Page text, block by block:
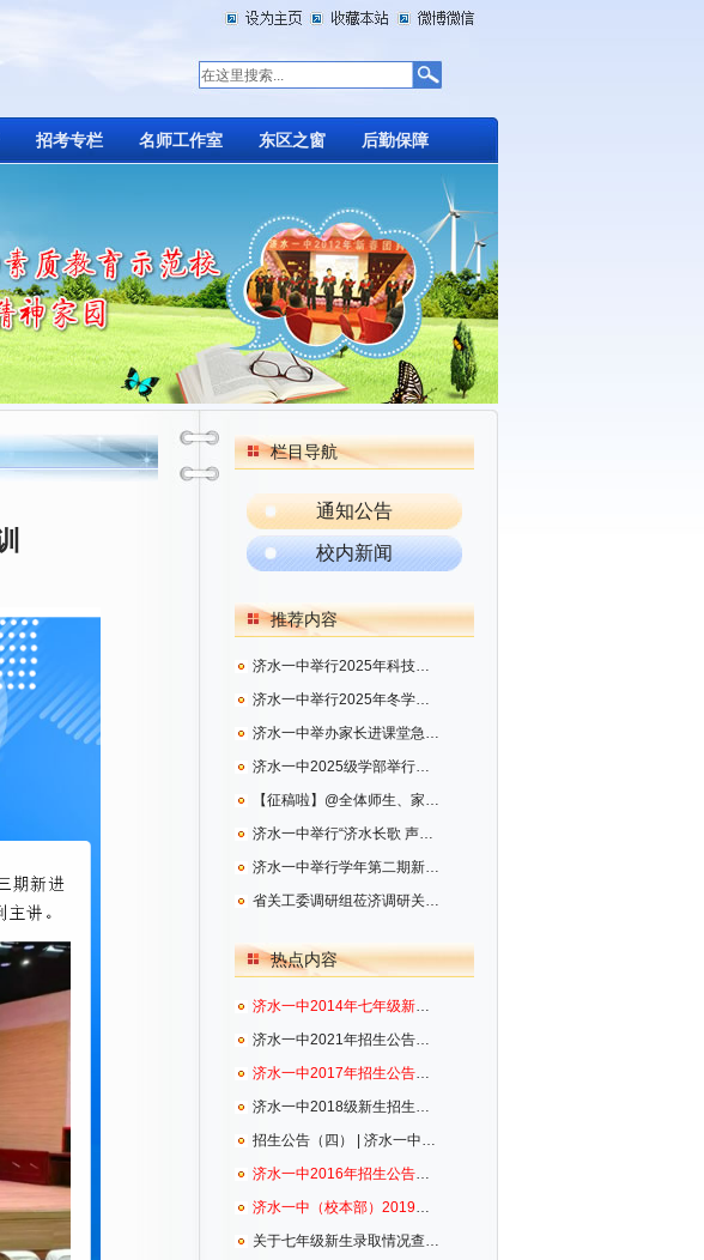
招考专栏 名师工作室 东区之窗 后勤保障
栏目导航
通知公告
校内新闻
推荐内容
济水一中举行2025年科技节活动
济水一中举行2025年冬学段第三期新进教师培训
济水一中举办家长进课堂急救知识专题讲座
济水一中2025级学部举行首届“美丽小组”文化展评活动
【征稿啦】@全体师生、家长！济水一中官微期待你的精彩分享
济水一中举行“济水长歌 声颂中华”红歌合唱比赛
济水一中举行学年第二期新进教师培训
省关工委调研组莅济调研关心下一代工作
热点内容
济水一中2014年七年级新生招生公告（一）
济水一中2021年招生公告（一）
济水一中2017年招生公告（一）
济水一中2018级新生招生公告
招生公告（四） | 济水一中2021级新生入学须知
济水一中2016年招生公告（一）
济水一中（校本部）2019级新生招生公告(一)
关于七年级新生录取情况查询的通知